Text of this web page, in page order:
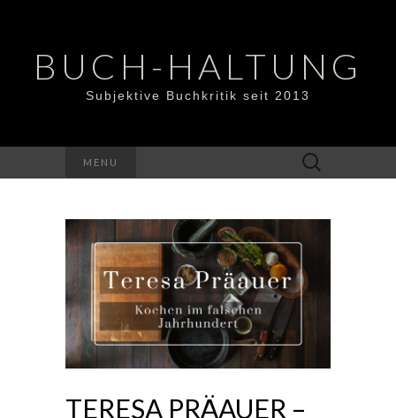
BUCH-HALTUNG
Subjektive Buchkritik seit 2013
MENU
Suchen
nach:
TERESA PRÄAUER –